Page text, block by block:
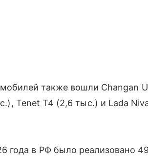
также вошли Changan
Tenet T4 (2,6 тыс.) и Lada
года в РФ было реализовано